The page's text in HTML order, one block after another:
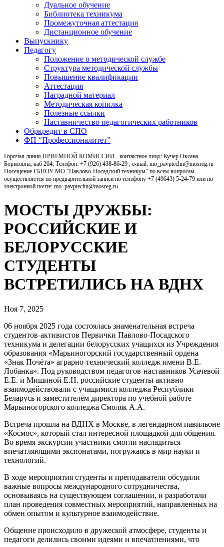
Дуальное обучение
Библиотека техникума
Промежуточная аттестация
Дистанционное обучение
Выпускнику
Педагогу
Положение о методической службе
Структура методической службы
Повышение квалификации
Аттестация
Наградной материал
Методическая копилка
Полезные ссылки
Наставничество педагогических работников
Обркредит в СПО
ФП “Профессионалитет”
Горячая линия ПРИЕМНОЙ КОМИССИИ - контактное лицо: Кучер Оксана
Борисовна, каб 204, Телефон: +7 (926) 438-86-29 , e-mail: mo_pavptechn@mosreg.ru
Посещение ГБПОУ МО "Павлово-Посадский техникум" по всем вопросам
осуществляется по предварительной записи по телефону +7 (49643) 5-24-79 или по
электронной почте: mo_pavptechn@mosreg.ru
МОСТЫ ДРУЖБЫ:
РОССИЙСКИЕ И
БЕЛОРУССКИЕ
СТУДЕНТЫ
ВСТРЕТИЛИСЬ НА ВДНХ
Ноя 7, 2025
06 ноября 2025 года состоялась знаменательная встреча
студентов-активистов Первички Павлово-Посадского
техникума и делегации белорусских учащихся из Учреждения
образования «Марьиногорский государственный ордена
«Знак Почёта» аграрно-технический колледж имени В.Е.
Лобанка». Под руководством педагогов-наставников Усачевой
Е.Е. и Мишиной Е.Н. российские студенты активно
взаимодействовали с учащимися колледжа Республики
Беларусь и заместителем директора по учебной работе
Марьиногорского колледжа Смоляк А.А.
Встреча прошла на ВДНХ в Москве, в легендарном павильоне
«Космос», который стал интересной площадкой для общения.
Во время экскурсии участники смогли насладиться
впечатляющими экспонатами, погружаясь в мир науки и
технологий.
В ходе мероприятия студенты и преподаватели обсудили
важные вопросы международного сотрудничества,
основываясь на существующем соглашении, и разработали
план проведения совместных мероприятий, направленных на
обмен опытом и культурное взаимодействие.
Общение происходило в дружеской атмосфере, студенты и
педагоги делились своими идеями и впечатлениями, что